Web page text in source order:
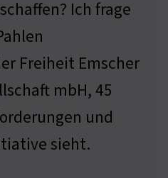
Ich frage
Freiheit Emscher
mbH, 45
und
sieht.